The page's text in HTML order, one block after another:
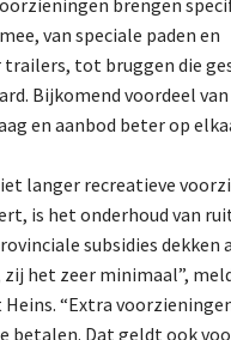
van speciale paden en
trailers, tot bruggen die
Bijkomend voordeel van
en aanbod beter op
langer recreatieve
is het onderhoud van
subsidies dekken
het zeer minimaal”,
“Extra
betalen. Dat geldt ook